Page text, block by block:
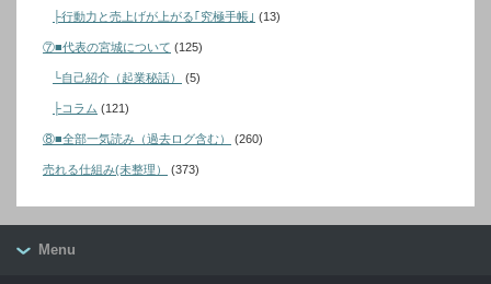
├行動力と売上げが上がる｢究極手帳｣ (13)
⑦■代表の宮城について (125)
└自己紹介（起業秘話） (5)
├コラム (121)
⑧■全部一気読み（過去ログ含む） (260)
売れる仕組み(未整理） (373)
Menu